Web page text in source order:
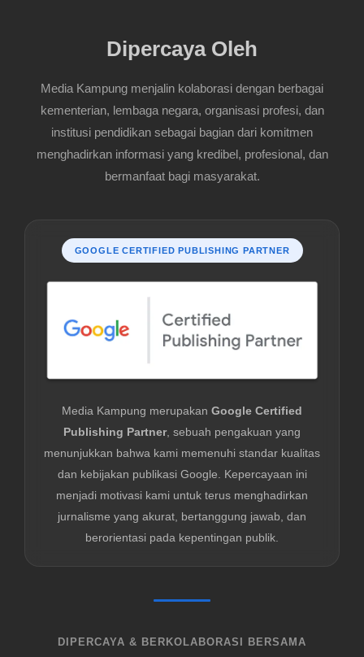
Dipercaya Oleh
Media Kampung menjalin kolaborasi dengan berbagai
kementerian, lembaga negara, organisasi profesi, dan
institusi pendidikan sebagai bagian dari komitmen
menghadirkan informasi yang kredibel, profesional, dan
bermanfaat bagi masyarakat.
GOOGLE CERTIFIED PUBLISHING PARTNER
Media Kampung merupakan Google Certified
Publishing Partner, sebuah pengakuan yang
menunjukkan bahwa kami memenuhi standar kualitas
dan kebijakan publikasi Google. Kepercayaan ini
menjadi motivasi kami untuk terus menghadirkan
jurnalisme yang akurat, bertanggung jawab, dan
berorientasi pada kepentingan publik.
DIPERCAYA & BERKOLABORASI BERSAMA